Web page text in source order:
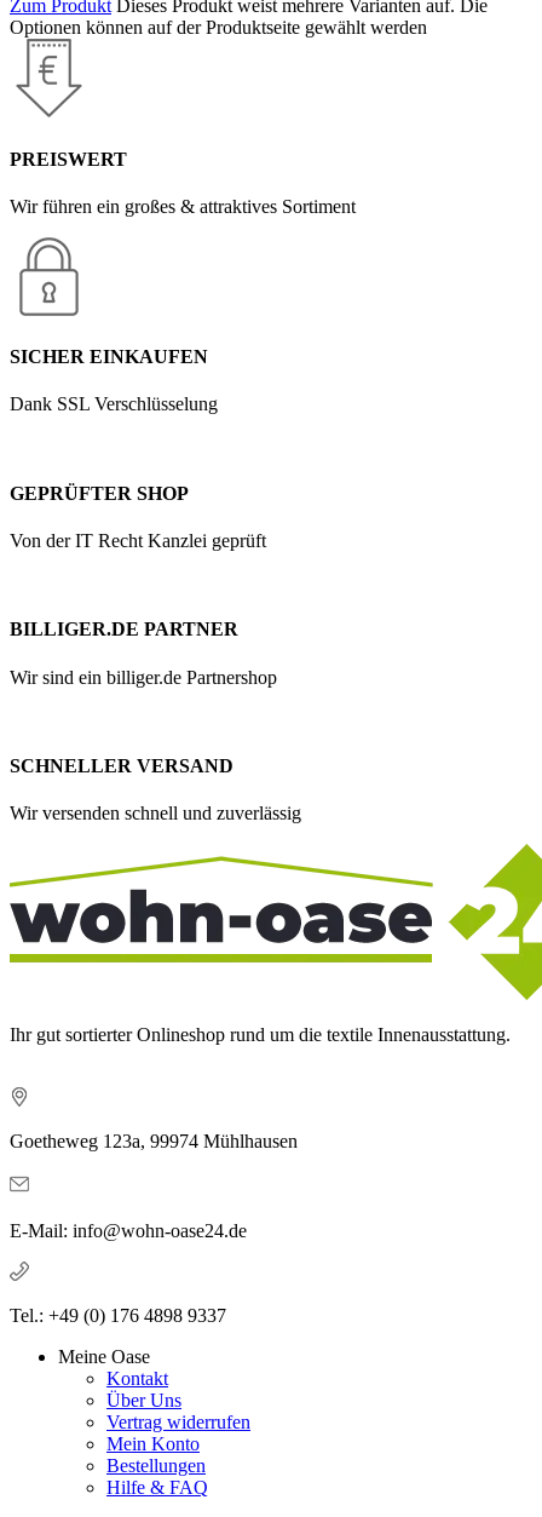
Zum Produkt Dieses Produkt weist mehrere Varianten auf. Die
Optionen können auf der Produktseite gewählt werden
PREISWERT
Wir führen ein großes & attraktives Sortiment
SICHER EINKAUFEN
Dank SSL Verschlüsselung
GEPRÜFTER SHOP
Von der IT Recht Kanzlei geprüft
BILLIGER.DE PARTNER
Wir sind ein billiger.de Partnershop
SCHNELLER VERSAND
Wir versenden schnell und zuverlässig
Ihr gut sortierter Onlineshop rund um die textile Innenausstattung.
Goetheweg 123a, 99974 Mühlhausen
E-Mail: info@wohn-oase24.de
Tel.: +49 (0) 176 4898 9337
Meine Oase
Kontakt
Über Uns
Vertrag widerrufen
Mein Konto
Bestellungen
Hilfe & FAQ